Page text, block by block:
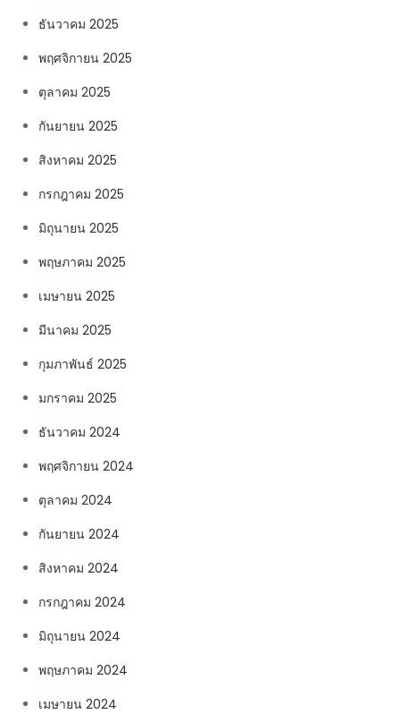
ธันวาคม 2025
พฤศจิกายน 2025
ตุลาคม 2025
กันยายน 2025
สิงหาคม 2025
กรกฎาคม 2025
มิถุนายน 2025
พฤษภาคม 2025
เมษายน 2025
มีนาคม 2025
กุมภาพันธ์ 2025
มกราคม 2025
ธันวาคม 2024
พฤศจิกายน 2024
ตุลาคม 2024
กันยายน 2024
สิงหาคม 2024
กรกฎาคม 2024
มิถุนายน 2024
พฤษภาคม 2024
เมษายน 2024